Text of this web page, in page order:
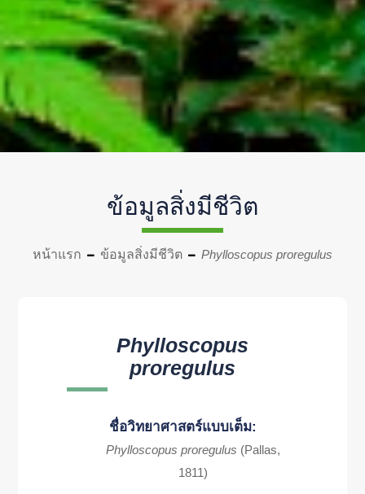
ข้อมูลสิ่งมีชีวิต
หน้าแรก ข้อมูลสิ่งมีชีวิต Phylloscopus proregulus
Phylloscopus
proregulus
ชื่อวิทยาศาสตร์แบบเต็ม:
Phylloscopus proregulus (Pallas,
1811)